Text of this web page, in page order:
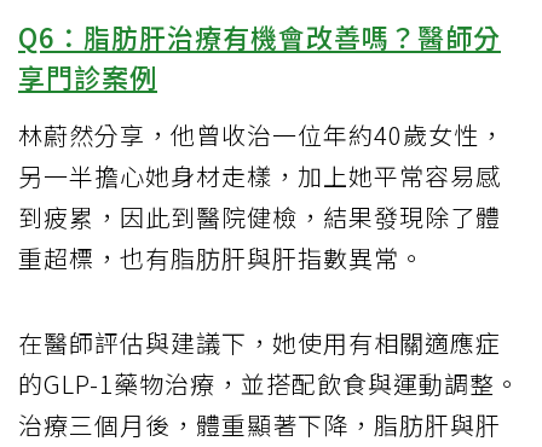
Q6：脂肪肝治療有機會改善嗎？醫師分
享門診案例
林蔚然分享，他曾收治一位年約40歲女性，
另一半擔心她身材走樣，加上她平常容易感
到疲累，因此到醫院健檢，結果發現除了體
重超標，也有脂肪肝與肝指數異常。
在醫師評估與建議下，她使用有相關適應症
的GLP-1藥物治療，並搭配飲食與運動調整。
治療三個月後，體重顯著下降，脂肪肝與肝